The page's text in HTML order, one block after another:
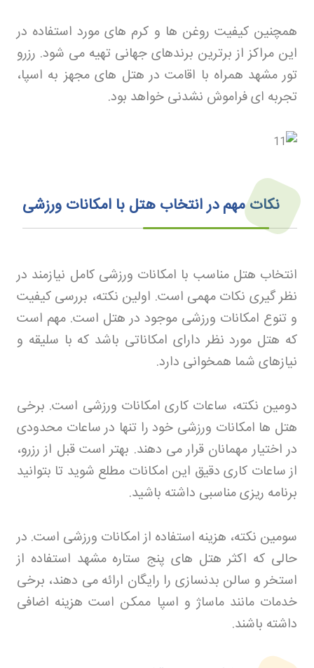
همچنین کیفیت روغن ها و کرم های مورد استفاده در
این مراکز از برترین برندهای جهانی تهیه می شود. رزرو
تور مشهد همراه با اقامت در هتل های مجهز به اسپا،
تجربه ای فراموش نشدنی خواهد بود.
نکات مهم در انتخاب هتل با امکانات ورزشی
انتخاب هتل مناسب با امکانات ورزشی کامل نیازمند در
نظر گیری نکات مهمی است. اولین نکته، بررسی کیفیت
و تنوع امکانات ورزشی موجود در هتل است. مهم است
که هتل مورد نظر دارای امکاناتی باشد که با سلیقه و
نیازهای شما همخوانی دارد.
دومین نکته، ساعات کاری امکانات ورزشی است. برخی
هتل ها امکانات ورزشی خود را تنها در ساعات محدودی
در اختیار مهمانان قرار می دهند. بهتر است قبل از رزرو،
از ساعات کاری دقیق این امکانات مطلع شوید تا بتوانید
برنامه ریزی مناسبی داشته باشید.
سومین نکته، هزینه استفاده از امکانات ورزشی است. در
حالی که اکثر هتل های پنج ستاره مشهد استفاده از
استخر و سالن بدنسازی را رایگان ارائه می دهند، برخی
خدمات مانند ماساژ و اسپا ممکن است هزینه اضافی
داشته باشند.